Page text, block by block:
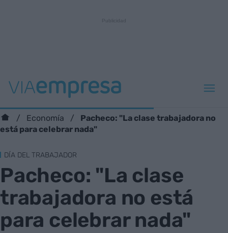
Economía
Pacheco: "La clase trabajadora no
está para celebrar nada"
DÍA DEL TRABAJADOR
Pacheco: "La clase
trabajadora no está
para celebrar nada"